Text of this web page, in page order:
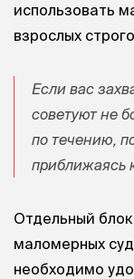
использовать
взрослых
Если вас
советуют не
по течению,
приближаясь
Отдельный
маломерных
необходимо